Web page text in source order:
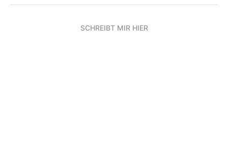
SCHREIBT MIR HIER